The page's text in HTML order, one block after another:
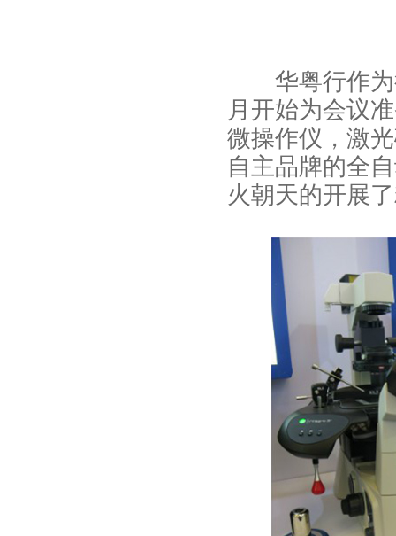
华粤行作为
月开始为会议
微操作仪，激
自主品牌的全
火朝天的开展